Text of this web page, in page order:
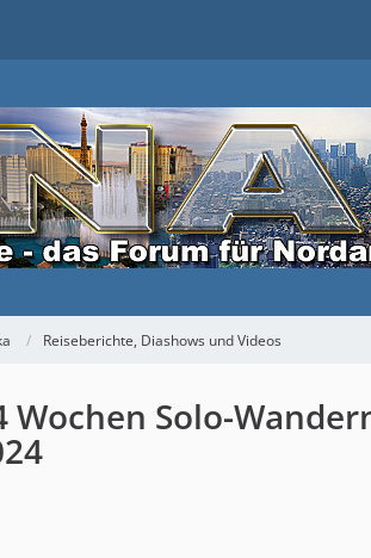
Reiseberichte, Diashows und Videos
Solo-